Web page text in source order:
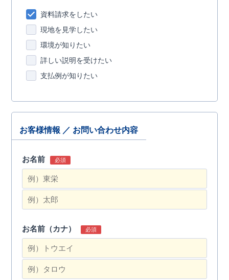
資料請求をしたい
現地を見学したい
環境が知りたい
詳しい説明を受けたい
支払例が知りたい
お客様情報 ／ お問い合わせ内容
お名前 必須
お名前（カナ） 必須